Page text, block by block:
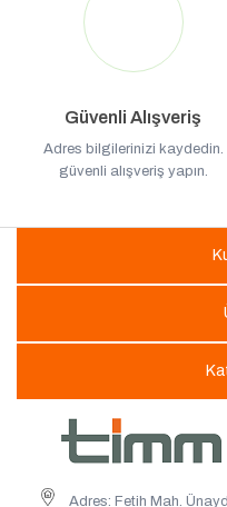
Güvenli Alışveriş
Adres bilgilerinizi kaydedin.
güvenli alışveriş yapın.
Adres: Fetih Mah.